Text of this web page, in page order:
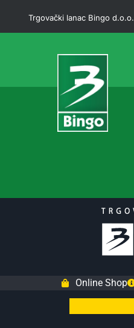
Trgovački lanac Bingo d.o.o.
Online Shop